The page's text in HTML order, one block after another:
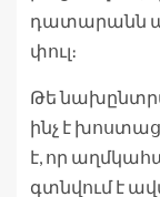
դատարանն
փուլ։
Թե
ինչ է
է, որ
գտնվում է